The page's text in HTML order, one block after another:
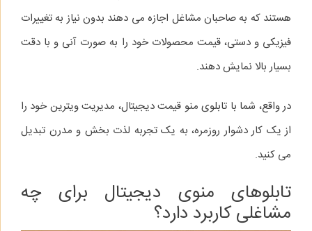
هستند که به صاحبان مشاغل اجازه می‌ دهند بدون نیاز به تغییرات
فیزیکی و دستی، قیمت محصولات خود را به‌ صورت آنی و با دقت
بسیار بالا نمایش دهند.
در واقع، شما با تابلوی منو قیمت دیجیتال، مدیریت ویترین خود را
از یک کار دشوار روزمره، به یک تجربه لذت‌ بخش و مدرن تبدیل
می‌ کنید.
تابلوهای منوی دیجیتال برای چه
مشاغلی کاربرد دارد؟